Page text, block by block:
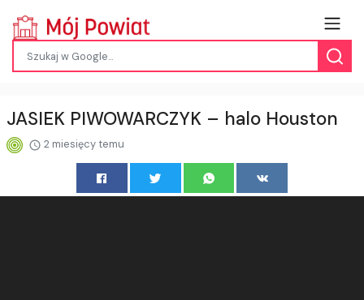
JASIEK PIWOWARCZYK – halo Houston
2 miesięcy temu